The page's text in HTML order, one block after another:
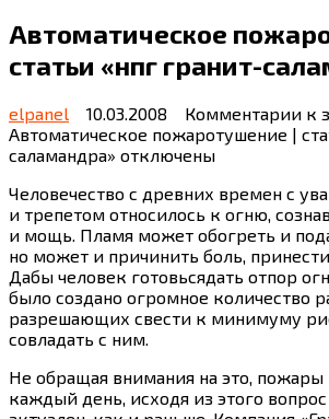
Автоматическое
статьи «нпг гранит-
elpanel 10.03.2008 Комментарии к
Автоматическое пожаротушение |
саламандра» отключены
Человечество с древних времен с
и трепетом относилось к огню,
и мощь. Пламя может обогреть и
но может и причинить боль,
Дабы человек готовьсядать отпор
было создано огромное количество
разрешающих свести к минимуму
совладать с ним.
Не обращая внимания на это, пожары
каждый день, исходя из этого вопрос